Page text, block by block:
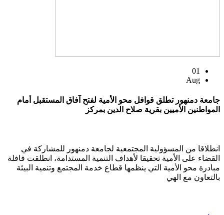
01
Aug
جامعة دمنهور تطلق قوافل محو الأمية لفتح آفاق المستقبل أمام
المواطنين الأميين بقرية صلاح الدين بمركز
انطلاقا من المسؤولية المجتمعية لجامعة دمنهور للمشاركة في
القضاء على الأمية تحقيقا لأهداف التنمية المستدامة، انطلقت قافلة
مبادرة محو الأمية التي ينظمها قطاع خدمة المجتمع وتنمية البيئة
بالتعاون مع الهي